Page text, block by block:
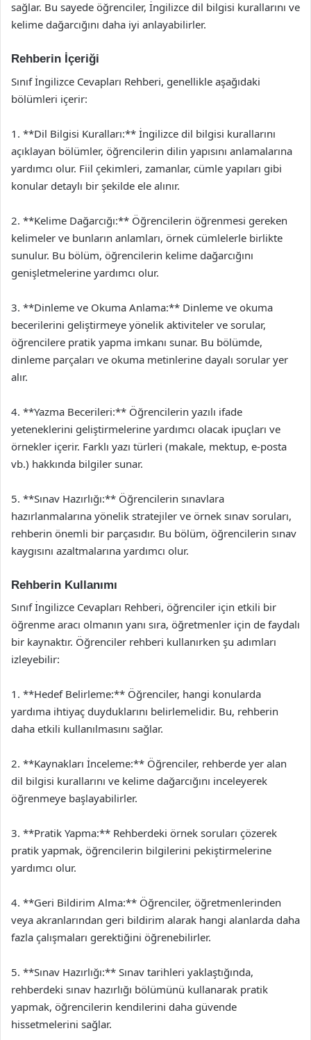
sağlar. Bu sayede öğrenciler, İngilizce dil bilgisi kurallarını ve
kelime dağarcığını daha iyi anlayabilirler.
Rehberin İçeriği
Sınıf İngilizce Cevapları Rehberi, genellikle aşağıdaki
bölümleri içerir:
1. **Dil Bilgisi Kuralları:** İngilizce dil bilgisi kurallarını
açıklayan bölümler, öğrencilerin dilin yapısını anlamalarına
yardımcı olur. Fiil çekimleri, zamanlar, cümle yapıları gibi
konular detaylı bir şekilde ele alınır.
2. **Kelime Dağarcığı:** Öğrencilerin öğrenmesi gereken
kelimeler ve bunların anlamları, örnek cümlelerle birlikte
sunulur. Bu bölüm, öğrencilerin kelime dağarcığını
genişletmelerine yardımcı olur.
3. **Dinleme ve Okuma Anlama:** Dinleme ve okuma
becerilerini geliştirmeye yönelik aktiviteler ve sorular,
öğrencilere pratik yapma imkanı sunar. Bu bölümde,
dinleme parçaları ve okuma metinlerine dayalı sorular yer
alır.
4. **Yazma Becerileri:** Öğrencilerin yazılı ifade
yeteneklerini geliştirmelerine yardımcı olacak ipuçları ve
örnekler içerir. Farklı yazı türleri (makale, mektup, e-posta
vb.) hakkında bilgiler sunar.
5. **Sınav Hazırlığı:** Öğrencilerin sınavlara
hazırlanmalarına yönelik stratejiler ve örnek sınav soruları,
rehberin önemli bir parçasıdır. Bu bölüm, öğrencilerin sınav
kaygısını azaltmalarına yardımcı olur.
Rehberin Kullanımı
Sınıf İngilizce Cevapları Rehberi, öğrenciler için etkili bir
öğrenme aracı olmanın yanı sıra, öğretmenler için de faydalı
bir kaynaktır. Öğrenciler rehberi kullanırken şu adımları
izleyebilir:
1. **Hedef Belirleme:** Öğrenciler, hangi konularda
yardıma ihtiyaç duyduklarını belirlemelidir. Bu, rehberin
daha etkili kullanılmasını sağlar.
2. **Kaynakları İnceleme:** Öğrenciler, rehberde yer alan
dil bilgisi kurallarını ve kelime dağarcığını inceleyerek
öğrenmeye başlayabilirler.
3. **Pratik Yapma:** Rehberdeki örnek soruları çözerek
pratik yapmak, öğrencilerin bilgilerini pekiştirmelerine
yardımcı olur.
4. **Geri Bildirim Alma:** Öğrenciler, öğretmenlerinden
veya akranlarından geri bildirim alarak hangi alanlarda daha
fazla çalışmaları gerektiğini öğrenebilirler.
5. **Sınav Hazırlığı:** Sınav tarihleri yaklaştığında,
rehberdeki sınav hazırlığı bölümünü kullanarak pratik
yapmak, öğrencilerin kendilerini daha güvende
hissetmelerini sağlar.